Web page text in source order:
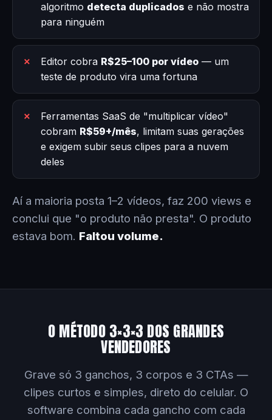
algoritmo detecta duplicados e não mostra
para ninguém
Editor cobra R$25–100 por vídeo — um
teste de produto vira uma fortuna
Ferramentas SaaS de "multiplicar vídeo"
cobram R$59+/mês, limitam suas gerações
e exigem subir seus clipes para a nuvem
deles
Aí a maioria posta 1–2 vídeos, faz 200 views e
conclui que "o produto não presta". O produto
estava bom. Faltou volume.
O MÉTODO 3×3×3 DOS GRANDES
VENDEDORES
Grave só 3 ganchos, 3 corpos e 3 CTAs —
clipes curtos e simples, direto do celular. O
software combina cada gancho com cada